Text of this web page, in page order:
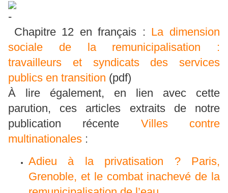
Chapitre 12 en français : La dimension
sociale de la remunicipalisation :
travailleurs et syndicats des services
publics en transition (pdf)
À lire également, en lien avec cette
parution, ces articles extraits de notre
publication récente Villes contre
multinationales :
Adieu à la privatisation ? Paris,
Grenoble, et le combat inachevé de la